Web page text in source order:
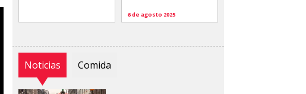
6 de agosto 2025
Noticias Comida